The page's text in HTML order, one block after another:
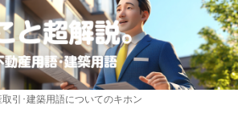
取引･建築用語についてのキホン